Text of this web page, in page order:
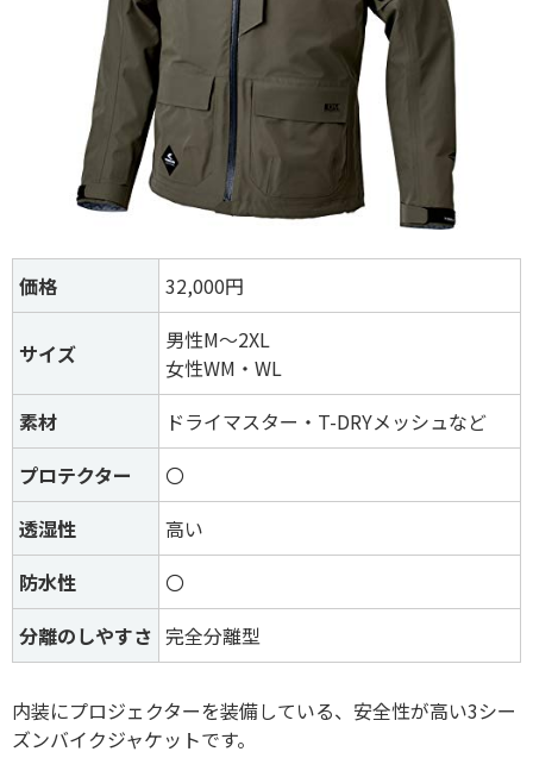
価格 32,000円
サイズ
男性M～2XL
女性WM・WL
素材
ドライマスター・T-DRYメッシュなど
プロテクター
〇
透湿性
高い
防水性
〇
分離のしやすさ 完全分離型
内装にプロジェクターを装備している、安全性が高い3シー
ズンバイクジャケットです。